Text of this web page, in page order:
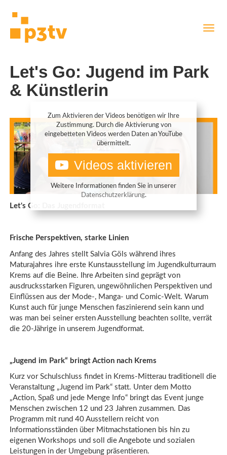
Let's Go: Jugend im Park
& Künstlerin
Zum Aktivieren der Videos benötigen wir Ihre
Zustimmung. Durch die Aktivierung von
eingebetteten Videos werden Daten an YouTube
übermittelt.
Videos aktivieren
Weitere Informationen finden Sie in unserer
Datenschutzerklärung.
Let's Go: Das Jugendformat
Frische Perspektiven, starke Linien
Anfang des Jahres stellt Salvia Göls während ihres
Maturajahres ihre erste Kunstausstellung im Jugendkulturraum
Krems auf die Beine. Ihre Arbeiten sind geprägt von
ausdrucksstarken Figuren, ungewöhnlichen Perspektiven und
Einflüssen aus der Mode-, Manga- und Comic-Welt. Warum
Kunst auch für junge Menschen faszinierend sein kann und
was man bei seiner ersten Ausstellung beachten sollte, verrät
die 20-Jährige in unserem Jugendformat.
„Jugend im Park“ bringt Action nach Krems
Kurz vor Schulschluss findet in Krems-Mitterau traditionell die
Veranstaltung „Jugend im Park“ statt. Unter dem Motto
„Action, Spaß und jede Menge Info“ bringt das Event junge
Menschen zwischen 12 und 23 Jahren zusammen. Das
Programm mit rund 40 Ausstellern reicht von
Informationsständen über Mitmachstationen bis hin zu
eigenen Workshops und soll die Angebote und sozialen
Leistungen in der Umgebung präsentieren.